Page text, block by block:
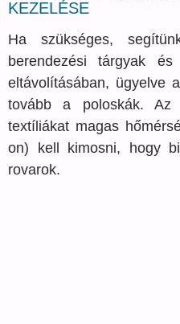
KEZELÉSE
Ha szükséges,
berendezési tárgyak és
eltávolításában, ügyelve
tovább a poloskák. Az
textíliákat magas
on) kell kimosni, hogy
rovarok.